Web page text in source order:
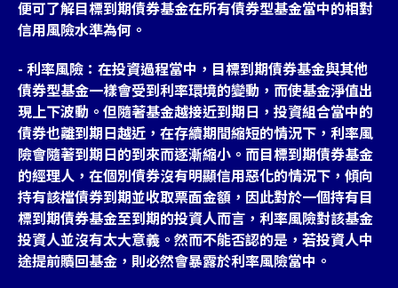
便可了解目標到期債券基金在所有債券型基金當中的相對
信用風險水準為何。
- 利率風險：在投資過程當中，目標到期債券基金與其他
債券型基金一樣會受到利率環境的變動，而使基金淨值出
現上下波動。但隨著基金越接近到期日，投資組合當中的
債券也離到期日越近，在存續期間縮短的情況下，利率風
險會隨著到期日的到來而逐漸縮小。而目標到期債券基金
的經理人，在個別債券沒有明顯信用惡化的情況下，傾向
持有該檔債券到期並收取票面金額，因此對於一個持有目
標到期債券基金至到期的投資人而言，利率風險對該基金
投資人並沒有太大意義。然而不能否認的是，若投資人中
途提前贖回基金，則必然會暴露於利率風險當中。